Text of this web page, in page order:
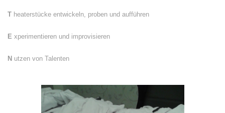
T heaterstücke entwickeln, proben und aufführen
E xperimentieren und improvisieren
N utzen von Talenten